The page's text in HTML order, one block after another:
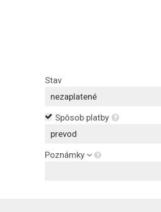
Stav
nezaplatené
Spôsob platby
prevod
Poznámky